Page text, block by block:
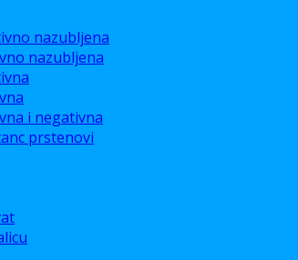
nazubljena
nazubljena
i negativna
prstenovi